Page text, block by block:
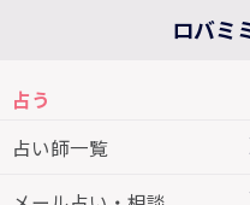
ロバミ
占う
占い師一覧